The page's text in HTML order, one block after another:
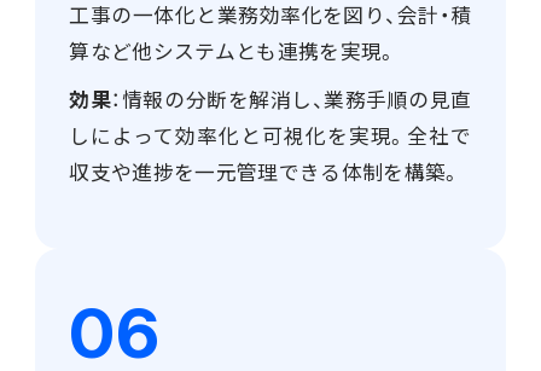
工事の一体化と業務効率化を図り、会計・積
算など他システムとも連携を実現。
効果：情報の分断を解消し、業務手順の見直
しによって効率化と可視化を実現。全社で
収支や進捗を一元管理できる体制を構築。